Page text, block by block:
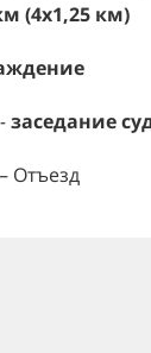
(4х1,25 км)
-заседание
Отъезд